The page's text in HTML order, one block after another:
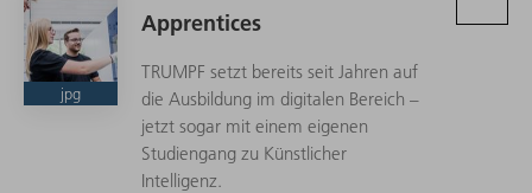
jpg
Apprentices
TRUMPF setzt bereits seit Jahren auf
die Ausbildung im digitalen Bereich –
jetzt sogar mit einem eigenen
Studiengang zu Künstlicher
Intelligenz.